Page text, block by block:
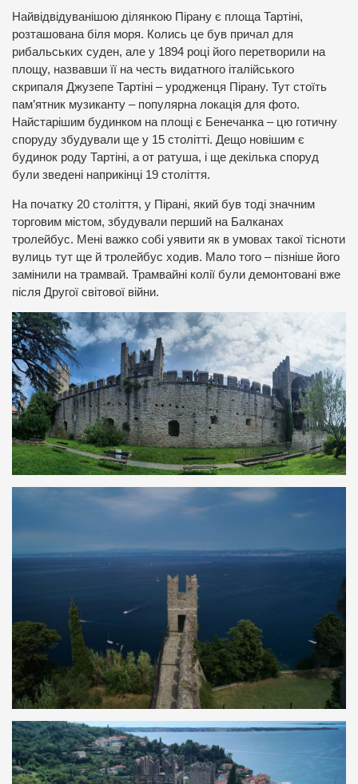
Найвідвідуванішою ділянкою Пірану є площа Тартіні,
розташована біля моря. Колись це був причал для
рибальських суден, але у 1894 році його перетворили на
площу, назвавши її на честь видатного італійського
скрипаля Джузепе Тартіні – уродженця Пірану. Тут стоїть
пам’ятник музиканту – популярна локація для фото.
Найстарішим будинком на площі є Бенечанка – цю готичну
споруду збудували ще у 15 столітті. Дещо новішим є
будинок роду Тартіні, а от ратуша, і ще декілька споруд
були зведені наприкінці 19 століття.
На початку 20 століття, у Пірані, який був тоді значним
торговим містом, збудували перший на Балканах
тролейбус. Мені важко собі уявити як в умовах такої тісноти
вулиць тут ще й тролейбус ходив. Мало того – пізніше його
замінили на трамвай. Трамвайні колії були демонтовані вже
після Другої світової війни.